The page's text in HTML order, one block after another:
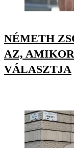
NÉMETH
AZ,
VÁLASZTJA